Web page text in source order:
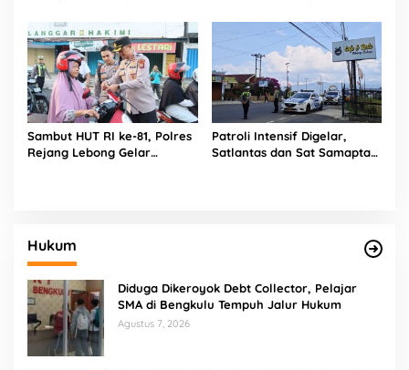
Personel di Titik Rawan 3C
Dari Aksi Kejahatan
Sambut HUT RI ke-81, Polres
Rejang Lebong Gelar
Patroli Intensif Digelar,
Satlantas dan Sat Samapta
Hukum
Diduga Dikeroyok Debt Collector, Pelajar
SMA di Bengkulu Tempuh Jalur Hukum
Agustus 7, 2026